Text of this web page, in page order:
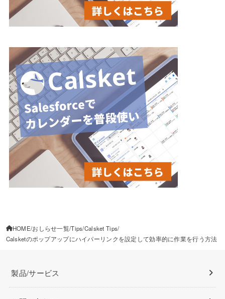
HOME おしらせ一覧 Tips Calsket Tips
Calsketのポップアップにハイパーリンクを設定して効率的に作業を行う方法
製品/サービス